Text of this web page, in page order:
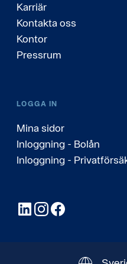
Karriär
Kontakta oss
Kontor
Pressrum
LOGGA IN
Mina sidor
Inloggning - Bolån
Inloggning -
LinkedInInstagram